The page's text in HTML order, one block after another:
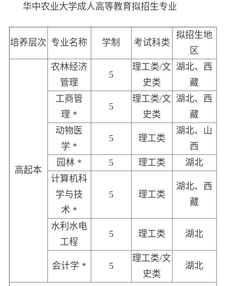
华中农业大学成人高等教育拟招生专业
培养层次 专业名称 学制 考试科类
拟招生地
区
高起本
农林经济
管理
5
理工类/文
史类
湖北、西
藏
工商管
理 *
5
理工类/文
史类
湖北、西
藏
动物医
学 *
5 理工类
湖北、山
西
园林 *
5 理工类
湖北
计算机科
学与技
术 *
5 理工类
湖北、西
藏
水利水电
工程
5 理工类 湖北
会计学 * 5
理工类/文
史类
湖北